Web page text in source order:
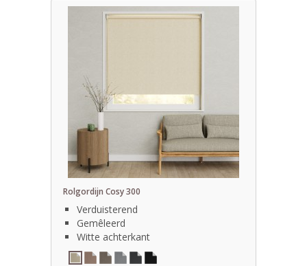
Rolgordijn Cosy 300
Verduisterend
Gemêleerd
Witte achterkant